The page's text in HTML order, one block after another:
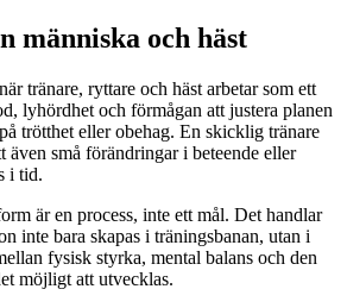
människa och häst
tränare, ryttare och häst arbetar som ett
lyhördhet och förmågan att justera planen
trötthet eller obehag. En skicklig tränare
även små förändringar i beteende eller
i tid.
är en process, inte ett mål. Det handlar
inte bara skapas i träningsbanan, utan i
fysisk styrka, mental balans och den
möjligt att utvecklas.